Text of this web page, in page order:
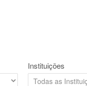
Instituições